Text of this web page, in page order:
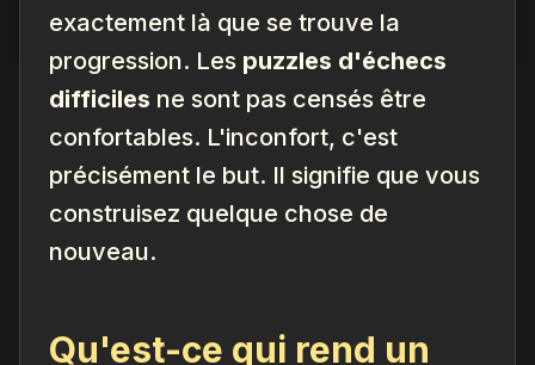
exactement là que se trouve la
progression. Les puzzles d'échecs
difficiles ne sont pas censés être
confortables. L'inconfort, c'est
précisément le but. Il signifie que vous
construisez quelque chose de
nouveau.
Qu'est-ce qui rend un